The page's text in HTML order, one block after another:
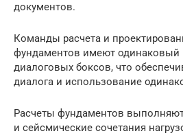
документов.
Команды расчета и
фундаментов имеют одинаковый
диалоговых боксов, что
диалога и использование
Расчеты фундаментов
и сейсмические сочетания